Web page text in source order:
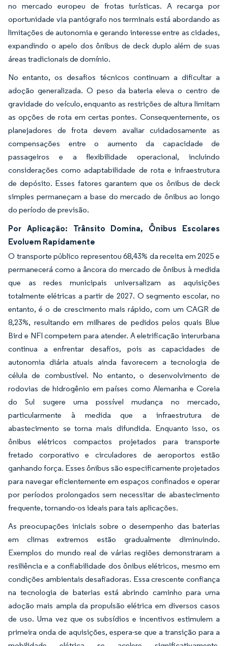
no mercado europeu de frotas turísticas. A recarga por
oportunidade via pantógrafo nos terminais está abordando as
limitações de autonomia e gerando interesse entre as cidades,
expandindo o apelo dos ônibus de deck duplo além de suas
áreas tradicionais de domínio.
No entanto, os desafios técnicos continuam a dificultar a
adoção generalizada. O peso da bateria eleva o centro de
gravidade do veículo, enquanto as restrições de altura limitam
as opções de rota em certas pontes. Consequentemente, os
planejadores de frota devem avaliar cuidadosamente as
compensações entre o aumento da capacidade de
passageiros e a flexibilidade operacional, incluindo
considerações como adaptabilidade de rota e infraestrutura
de depósito. Esses fatores garantem que os ônibus de deck
simples permaneçam a base do mercado de ônibus ao longo
do período de previsão.
Por Aplicação: Trânsito Domina, Ônibus Escolares
Evoluem Rapidamente
O transporte público representou 68,43% da receita em 2025 e
permanecerá como a âncora do mercado de ônibus à medida
que as redes municipais universalizam as aquisições
totalmente elétricas a partir de 2027. O segmento escolar, no
entanto, é o de crescimento mais rápido, com um CAGR de
8,23%, resultando em milhares de pedidos pelos quais Blue
Bird e NFI competem para atender. A eletrificação interurbana
continua a enfrentar desafios, pois as capacidades de
autonomia diária atuais ainda favorecem a tecnologia de
célula de combustível. No entanto, o desenvolvimento de
rodovias de hidrogênio em países como Alemanha e Coreia
do Sul sugere uma possível mudança no mercado,
particularmente à medida que a infraestrutura de
abastecimento se torna mais difundida. Enquanto isso, os
ônibus elétricos compactos projetados para transporte
fretado corporativo e circuladores de aeroportos estão
ganhando força. Esses ônibus são especificamente projetados
para navegar eficientemente em espaços confinados e operar
por períodos prolongados sem necessitar de abastecimento
frequente, tornando-os ideais para tais aplicações.
As preocupações iniciais sobre o desempenho das baterias
em climas extremos estão gradualmente diminuindo.
Exemplos do mundo real de várias regiões demonstraram a
resiliência e a confiabilidade dos ônibus elétricos, mesmo em
condições ambientais desafiadoras. Essa crescente confiança
na tecnologia de baterias está abrindo caminho para uma
adoção mais ampla da propulsão elétrica em diversos casos
de uso. Uma vez que os subsídios e incentivos estimulem a
primeira onda de aquisições, espera-se que a transição para a